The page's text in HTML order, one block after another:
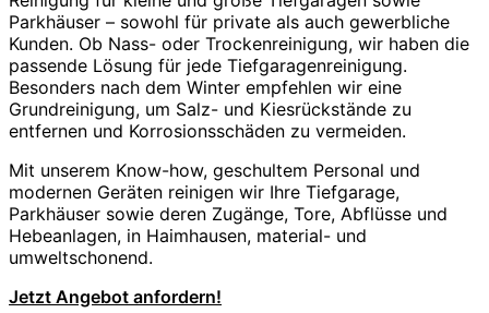
Parkhäuser – sowohl für private als auch gewerbliche
Kunden. Ob Nass- oder Trockenreinigung, wir haben die
passende Lösung für jede Tiefgaragenreinigung.
Besonders nach dem Winter empfehlen wir eine
Grundreinigung, um Salz- und Kiesrückstände zu
entfernen und Korrosionsschäden zu vermeiden.
Mit unserem Know-how, geschultem Personal und
modernen Geräten reinigen wir Ihre Tiefgarage,
Parkhäuser sowie deren Zugänge, Tore, Abflüsse und
Hebeanlagen, in Haimhausen, material- und
umweltschonend.
Jetzt Angebot anfordern!